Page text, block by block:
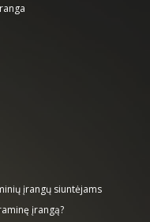
įrangų siuntėjams
įrangą?